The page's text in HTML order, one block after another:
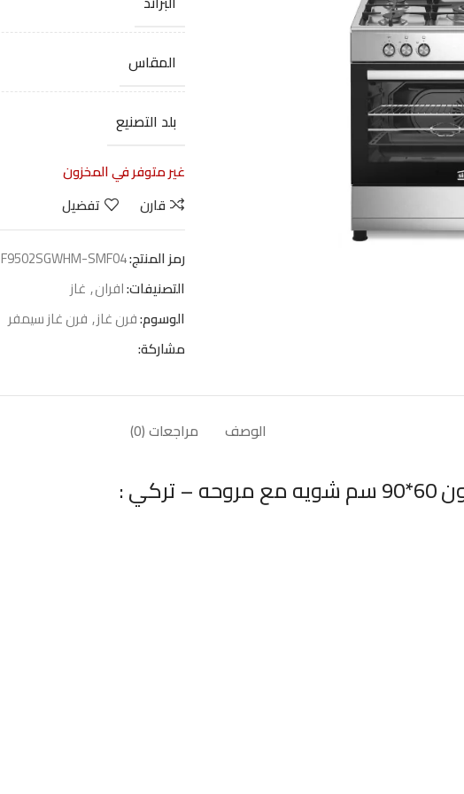
المقاس
بلد التصنيع
غير متوفر في المخزون
قارن
تفضيل
رمز المنتج:F9502SGWHM-SMF04
التصنيفات:افران, غاز
الوسوم:فرن غاز, فرن غاز سيمفر
مشاركة:
الوصف مراجعات (0)